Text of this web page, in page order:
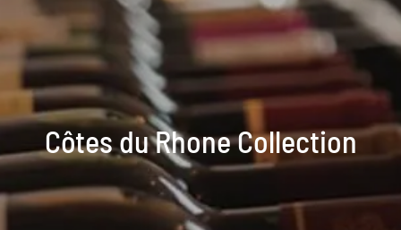
Côtes du Rhone Collection